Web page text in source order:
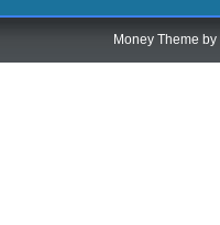
Money Theme by